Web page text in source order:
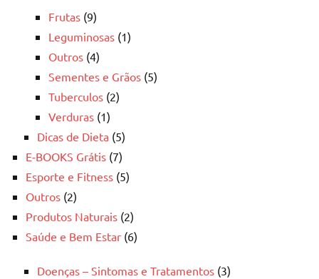
Frutas (9)
Leguminosas (1)
Outros (4)
Sementes e Grãos (5)
Tuberculos (2)
Verduras (1)
Dicas de Dieta (5)
E-BOOKS Grátis (7)
Esporte e Fitness (5)
Outros (2)
Produtos Naturais (2)
Saúde e Bem Estar (6)
Doenças – Sintomas e Tratamentos (3)